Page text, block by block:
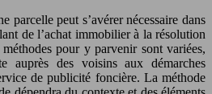
parcelle peut s’avérer nécessaire dans
de l’achat immobilier à la résolution
pour y parvenir sont variées,
auprès des voisins aux démarches
de publicité foncière. La méthode